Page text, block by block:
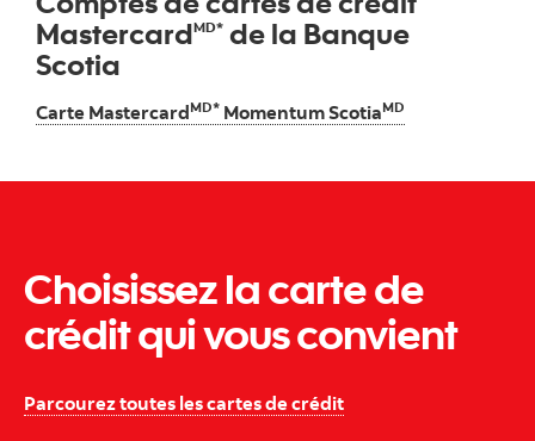
MastercardMD* de la Banque
Scotia
Carte MastercardMD* Momentum ScotiaMD
Choisissez la carte de
crédit qui vous convient
Parcourez toutes les cartes de créditAllez à la page :